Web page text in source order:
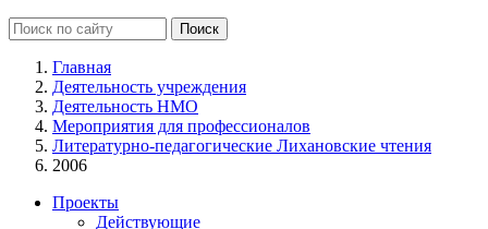
Главная
Деятельность учреждения
Деятельность НМО
Мероприятия для профессионалов
Литературно-педагогические Лихановские чтения
2006
Проекты
Действующие